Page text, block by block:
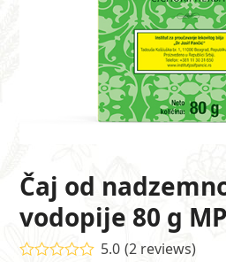
Čaj od
vodopije 80 g MP
5.0 (2reviews)